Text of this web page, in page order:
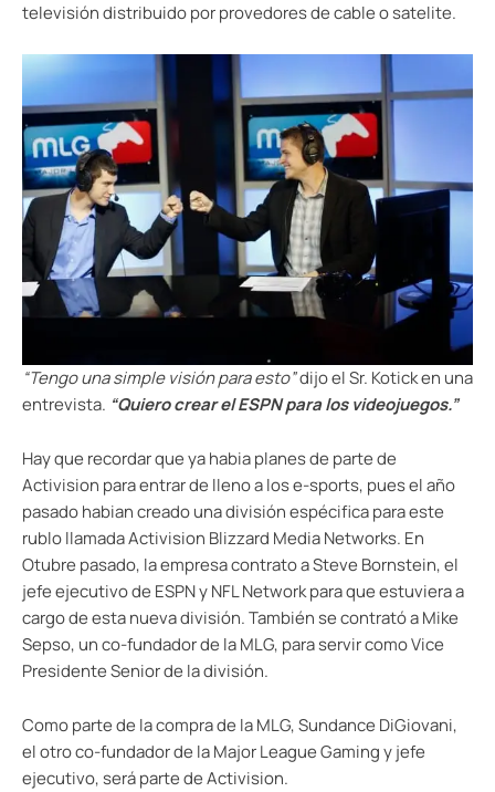
televisión distribuido por provedores de cable o satelite.
“Tengo una simple visión para esto”dijo el Sr. Kotick en una
entrevista. “Quiero crear el ESPN para los videojuegos.”
Hay que recordar que ya habia planes de parte de
Activision para entrar de lleno a los e-sports, pues el año
pasado habian creado una división espécifica para este
rublo llamada Activision Blizzard Media Networks. En
Otubre pasado, la empresa contrato a Steve Bornstein, el
jefe ejecutivo de ESPN y NFL Network para que estuviera a
cargo de esta nueva división. También se contrató a Mike
Sepso, un co-fundador de la MLG, para servir como Vice
Presidente Senior de la división.
Como parte de la compra de la MLG, Sundance DiGiovani,
el otro co-fundador de la Major League Gaming y jefe
ejecutivo, será parte de Activision.